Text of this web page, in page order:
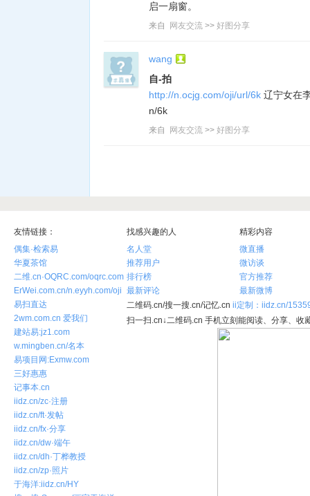
启一扇窗。
来自 网友交流 >> 好图分享
wang
自-拍
http://n.ocjg.com/oji/url/6k 辽宁女在
n/6k
来自 网友交流 >> 好图分享
友情链接：
偶集·检索易
华夏茶馆
二维.cn·OQRC.com/oqrc.com
ErWei.com.cn/n.eyyh.com/oji
易扫直达
2wm.com.cn 爱我们
建站易:jz1.com
w.mingben.cn/名本
易项目网:Exmw.com
三好惠惠
记事本.cn
iidz.cn/zc·注册
iidz.cn/ft·发帖
iidz.cn/fx·分享
iidz.cn/dw·端午
iidz.cn/dh·丁桦教授
iidz.cn/zp·照片
于海洋:iidz.cn/HY
找感兴趣的人
名人堂
推荐用户
排行榜
最新评论
精彩内容
微直播
微访谈
官方推荐
最新微博
二维码.cn/搜一搜.cn/记忆.cn ii定制：iidz.cn/
扫一扫.cn↓二维码.cn 手机立刻能阅读、分享、收